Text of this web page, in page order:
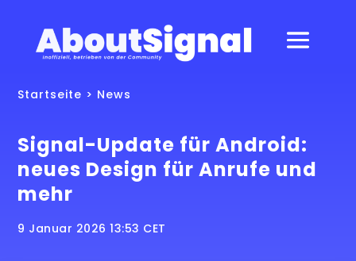
Startseite > News
Signal-Update für Android:
neues Design für Anrufe und
mehr
9 Januar 2026 13:53 CET